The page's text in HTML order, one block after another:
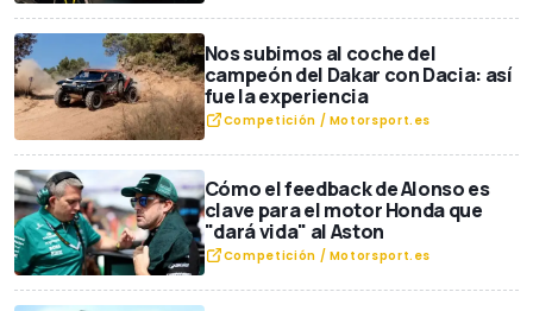
Nos subimos al coche del
campeón del Dakar con Dacia: así
fue la experiencia
Competición / Motorsport.es
Cómo el feedback de Alonso es
clave para el motor Honda que
"dará vida" al Aston
Competición / Motorsport.es